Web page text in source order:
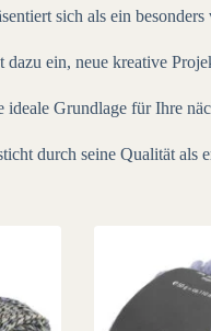
sich als ein besonders
ein, neue kreative
Grundlage für Ihre
durch seine Qualität als